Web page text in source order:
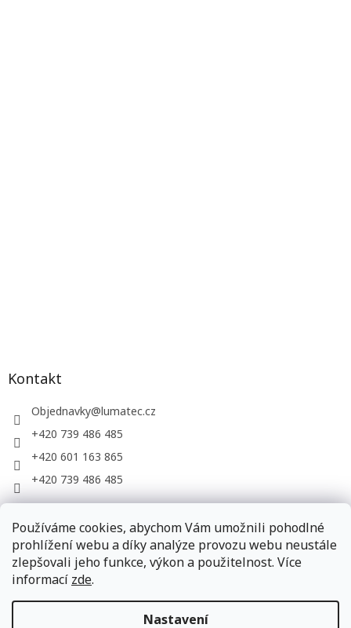
Používáme cookies, abychom Vám umožnili pohodlné
prohlížení webu a díky analýze provozu webu neustále
zlepšovali jeho funkce, výkon a použitelnost. Více
informací zde.
Nastavení
Kontakt
Objednavky@lumatec.cz
+420 739 486 485
+420 601 163 865
+420 739 486 485
LUMATEC, s.r.o. - web společnosti
Vytvořil Shoptet